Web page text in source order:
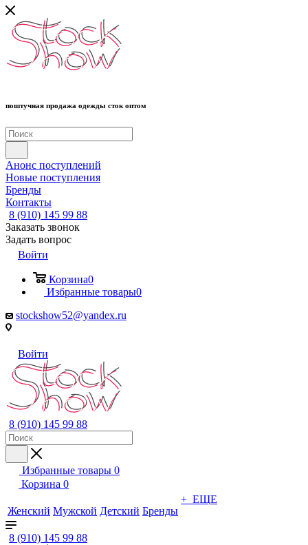
поштучная продажа одежды сток оптом
Анонс поступлений
Новые поступления
Бренды
Контакты
8 (910) 145 99 88
Заказать звонок
Задать вопрос
Войти
Корзина0
Избранные товары0
stockshow52@yandex.ru
Войти
8 (910) 145 99 88
Избранные товары 0
Корзина 0
Женский Мужской Детский Бренды
+ ЕЩЕ
8 (910) 145 99 88